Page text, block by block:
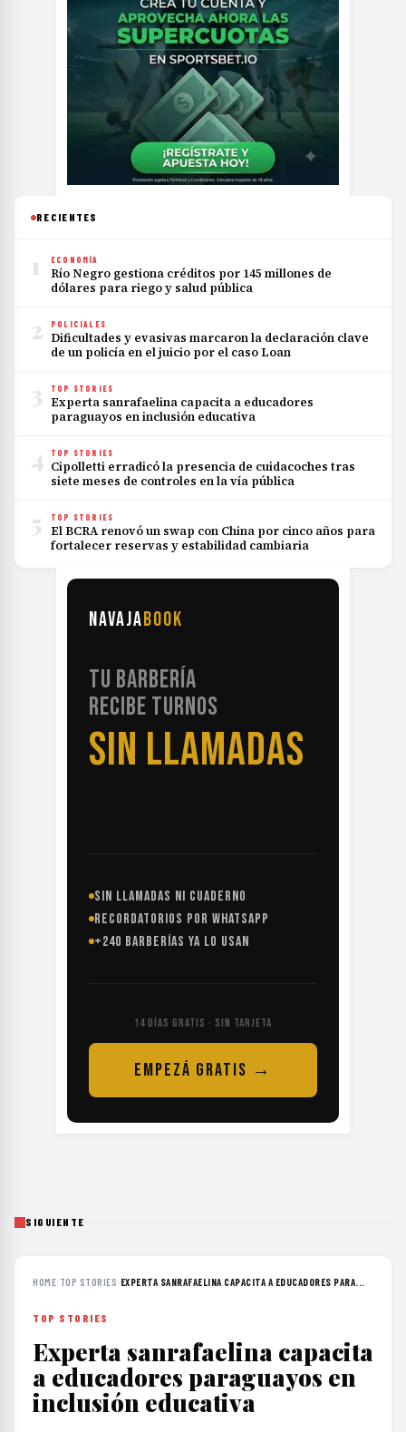
RECIENTES
1 ECONOMÍA
Río Negro gestiona créditos por 145 millones de
dólares para riego y salud pública
2 POLICIALES
Dificultades y evasivas marcaron la declaración clave
de un policía en el juicio por el caso Loan
3 TOP STORIES
Experta sanrafaelina capacita a educadores
paraguayos en inclusión educativa
4 TOP STORIES
Cipolletti erradicó la presencia de cuidacoches tras
siete meses de controles en la vía pública
5 TOP STORIES
El BCRA renovó un swap con China por cinco años para
fortalecer reservas y estabilidad cambiaria
NAVAJABOOK
TU BARBERÍA
RECIBE TURNOS
SIN LLAMADAS
SIN LLAMADAS NI CUADERNO
RECORDATORIOS POR WHATSAPP
+240 BARBERÍAS YA LO USAN
14 DÍAS GRATIS · SIN TARJETA
EMPEZÁ GRATIS →
SIGUIENTE
HOME› TOP STORIES› EXPERTA SANRAFAELINA CAPACITA A EDUCADORES PARA...
TOP STORIES
Experta sanrafaelina capacita
a educadores paraguayos en
inclusión educativa